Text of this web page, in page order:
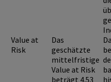
Value at
Risk
Das
geschätzte
mittelfristige
Value at Risk
beträgt 4.53